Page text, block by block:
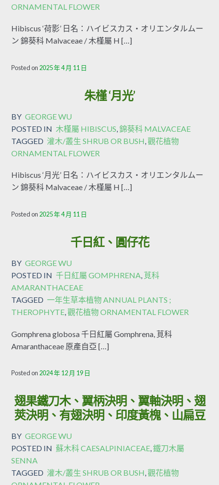
ORNAMENTAL FLOWER
Hibiscus ‘荷影’ 日名：ハイビスカス・オリエンタルムー
ン 錦葵科 Malvaceae / 木槿屬 H […]
Posted on 2025 年 4 月 11 日
朱槿 ‘月光’
BY GEORGE WU
POSTED IN 木槿屬 HIBISCUS,錦葵科 MALVACEAE
TAGGED 灌木/叢生 SHRUB OR BUSH,觀花植物
ORNAMENTAL FLOWER
Hibiscus ‘月光’ 日名：ハイビスカス・オリエンタルムー
ン 錦葵科 Malvaceae / 木槿屬 H […]
Posted on 2025 年 4 月 11 日
千日紅、圓仔花
BY GEORGE WU
POSTED IN 千日紅屬 GOMPHRENA, 莧科
AMARANTHACEAE
TAGGED 一年生草本植物 ANNUAL PLANTS ;
THEROPHYTE,觀花植物 ORNAMENTAL FLOWER
Gomphrena globosa 千日紅屬 Gomphrena, 莧科
Amaranthaceae 原產自亞 […]
Posted on 2024 年 12 月 19 日
翅果鐵刀木、翼柄決明、翼軸決明、翅
莢決明、有翅決明、印度黃槐、山扁豆
BY GEORGE WU
POSTED IN 蘇木科 CAESALPINIACEAE,鐵刀木屬
SENNA
TAGGED 灌木/叢生 SHRUB OR BUSH,觀花植物